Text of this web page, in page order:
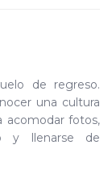
de regreso.
una cultura
acomodar fotos,
y llenarse de